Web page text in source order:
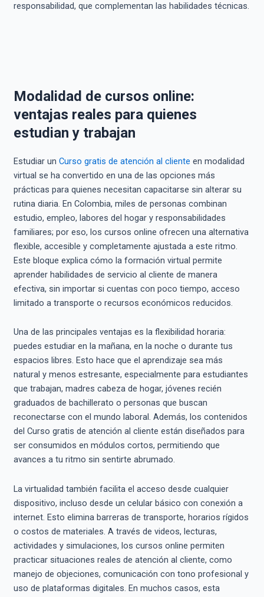
responsabilidad, que complementan las habilidades técnicas.
Modalidad de cursos online:
ventajas reales para quienes
estudian y trabajan
Estudiar un Curso gratis de atención al cliente en modalidad
virtual se ha convertido en una de las opciones más
prácticas para quienes necesitan capacitarse sin alterar su
rutina diaria. En Colombia, miles de personas combinan
estudio, empleo, labores del hogar y responsabilidades
familiares; por eso, los cursos online ofrecen una alternativa
flexible, accesible y completamente ajustada a este ritmo.
Este bloque explica cómo la formación virtual permite
aprender habilidades de servicio al cliente de manera
efectiva, sin importar si cuentas con poco tiempo, acceso
limitado a transporte o recursos económicos reducidos.
Una de las principales ventajas es la flexibilidad horaria:
puedes estudiar en la mañana, en la noche o durante tus
espacios libres. Esto hace que el aprendizaje sea más
natural y menos estresante, especialmente para estudiantes
que trabajan, madres cabeza de hogar, jóvenes recién
graduados de bachillerato o personas que buscan
reconectarse con el mundo laboral. Además, los contenidos
del Curso gratis de atención al cliente están diseñados para
ser consumidos en módulos cortos, permitiendo que
avances a tu ritmo sin sentirte abrumado.
La virtualidad también facilita el acceso desde cualquier
dispositivo, incluso desde un celular básico con conexión a
internet. Esto elimina barreras de transporte, horarios rígidos
o costos de materiales. A través de videos, lecturas,
actividades y simulaciones, los cursos online permiten
practicar situaciones reales de atención al cliente, como
manejo de objeciones, comunicación con tono profesional y
uso de plataformas digitales. En muchos casos, esta